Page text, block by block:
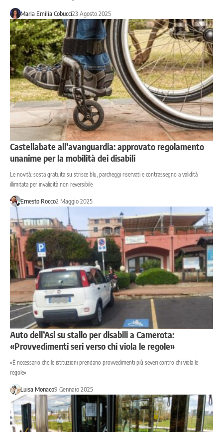
Maria Emilia Cobucci23 Agosto 2025
Castellabate all’avanguardia: approvato regolamento
unanime per la mobilità dei disabili
Le novità: sosta gratuita su strisce blu, parcheggi riservati e contrassegno a validità
illimitata per invalidità non reversibile
Ernesto Rocco2 Maggio 2025
Auto dell’Asl su stallo per disabili a Camerota:
«Provvedimenti seri verso chi viola le regole»
«È necessario che le istituzioni prendano provvedimenti più severi contro chi viola le
regole»
Luisa Monaco9 Gennaio 2025